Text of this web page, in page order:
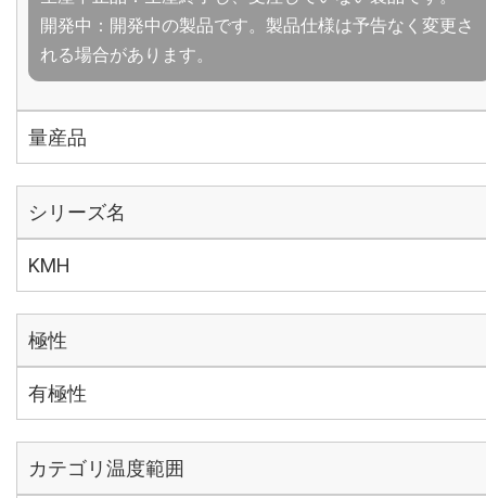
開発中：開発中の製品です。製品仕様は予告なく変更さ
れる場合があります。
量産品
シリーズ名
KMH
極性
有極性
カテゴリ温度範囲